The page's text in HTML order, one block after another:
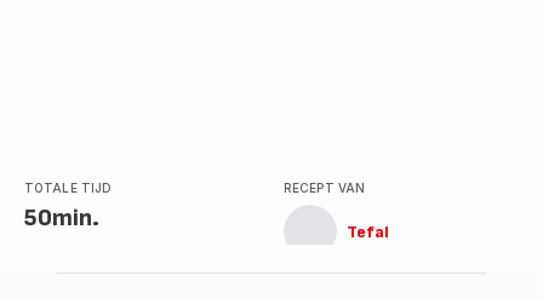
TOTALE TIJD
50min.
RECEPT VAN
Tefal